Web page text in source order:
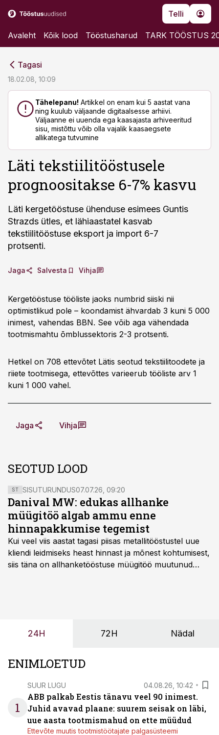
Telli
Avaleht Kõik lood Tööstusharud TARK TÖÖSTUS
Tagasi
18.02.08, 10:09
Tähelepanu! Artikkel on enam kui 5 aastat vana
ning kuulub väljaande digitaalsesse arhiivi.
Väljaanne ei uuenda ega kaasajasta arhiveeritud
sisu, mistõttu võib olla vajalik kaasaegsete
allikatega tutvumine
Läti tekstiilitööstusele
prognoositakse 6-7% kasvu
Läti kergetööstuse ühenduse esimees Guntis
Strazds ütles, et lähiaastatel kasvab
tekstiilitööstuse eksport ja import 6-7
protsenti.
Jaga Salvesta Vihja
Kergetööstuse tööliste jaoks numbrid siiski nii
optimistlikud pole – koondamist ähvardab 3 kuni 5 000
inimest, vahendas BBN. See võib aga vähendada
tootmismahtu õmblussektoris 2-3 protsenti.
Hetkel on 708 ettevõtet Lätis seotud tekstiilitoodete ja
riiete tootmisega, ettevõttes varieerub tööliste arv 1
kuni 1 000 vahel.
Jaga Vihja
SEOTUD LOOD
ST SISUTURUNDUS07.07.26, 09:20
Danival MW: edukas allhanke
müügitöö algab ammu enne
hinnapakkumise tegemist
Kui veel viis aastat tagasi piisas metallitööstustel uue
kliendi leidmiseks heast hinnast ja mõnest kohtumisest,
siis täna on allhanketööstuse müügitöö muutunud
24H 72H Nädal
ENIMLOETUD
1
SUUR LUGU 04.08.26, 10:42
ABB palkab Eestis tänavu veel 90 inimest.
Juhid avavad plaane: suurem seisak on läbi,
uue aasta tootmismahud on ette müüdud
Ettevõte muutis tootmistöötajate palgasüsteemi